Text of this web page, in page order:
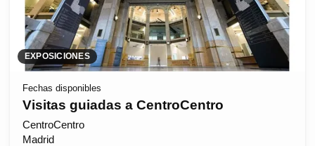
EXPOSICIONES
Fechas disponibles
Visitas guiadas a CentroCentro
CentroCentro
Madrid